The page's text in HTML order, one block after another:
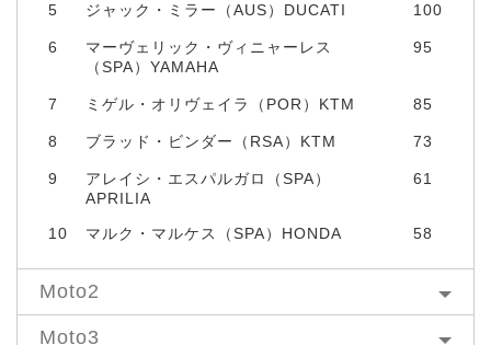
5 ジャック・ミラー（AUS）DUCATI 100
6
マーヴェリック・ヴィニャーレス
（SPA）YAMAHA
95
7 ミゲル・オリヴェイラ（POR）KTM 85
8 ブラッド・ビンダー（RSA）KTM 73
9
アレイシ・エスパルガロ（SPA）
APRILIA
61
10 マルク・マルケス（SPA）HONDA 58
Moto2
Moto3